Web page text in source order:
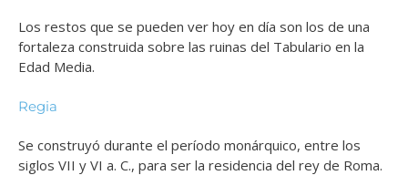
Los restos que se pueden ver hoy en día son los de una
fortaleza construida sobre las ruinas del Tabulario en la
Edad Media.
Regia
Se construyó durante el período monárquico, entre los
siglos VII y VI a. C., para ser la residencia del rey de Roma.